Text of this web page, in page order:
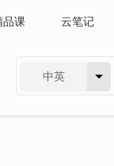
品课 云笔记
中英